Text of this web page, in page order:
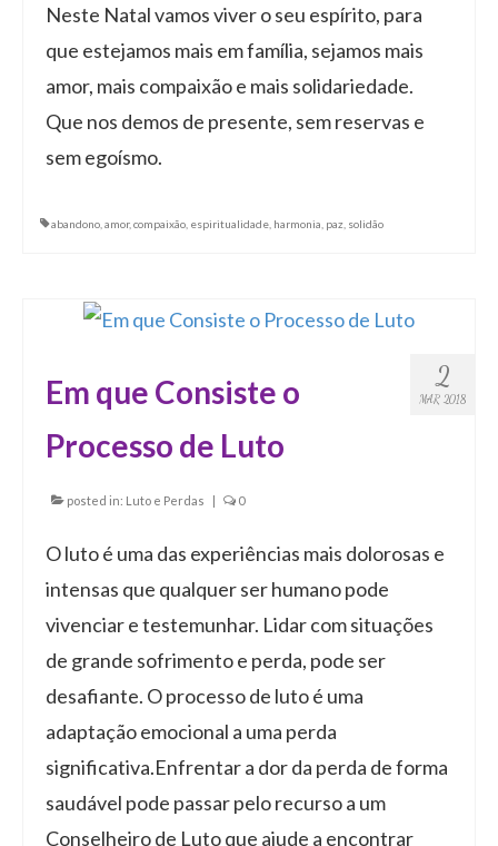
Neste Natal vamos viver o seu espírito, para
que estejamos mais em família, sejamos mais
amor, mais compaixão e mais solidariedade.
Que nos demos de presente, sem reservas e
sem egoísmo.
abandono amor, compaixão espiritualidade harmonia paz solidão
2
MAR 2018
Em que Consiste o
Processo de Luto
posted in: Luto e Perdas 0
O luto é uma das experiências mais dolorosas e
intensas que qualquer ser humano pode
vivenciar e testemunhar. Lidar com situações
de grande sofrimento e perda, pode ser
desafiante. O processo de luto é uma
adaptação emocional a uma perda
significativa.Enfrentar a dor da perda de forma
saudável pode passar pelo recurso a um
Conselheiro de Luto que ajude a encontrar